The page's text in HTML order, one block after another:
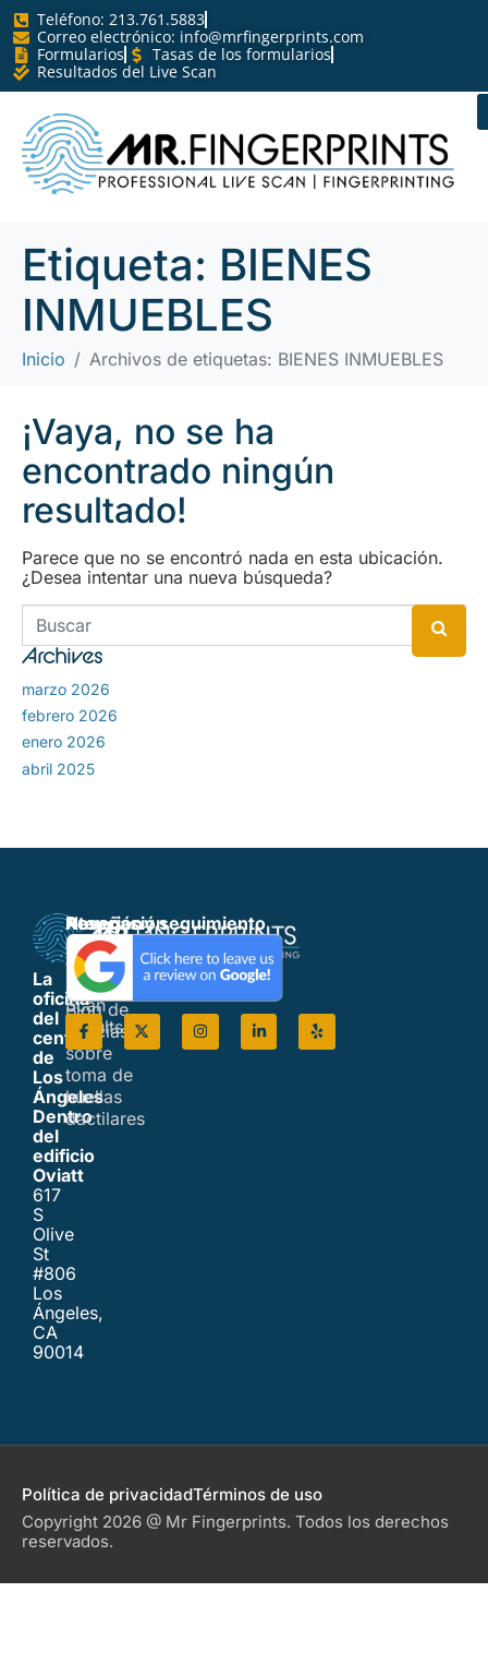
Teléfono: 213.761.5883
Correo electrónico: info@mrfingerprints.com
Formularios
Tasas de los formularios
Resultados del Live Scan
Etiqueta: BIENES
INMUEBLES
Inicio Archivos de etiquetas: BIENES INMUEBLES
¡Vaya, no se ha
encontrado ningún
resultado!
Parece que no se encontró nada en esta ubicación.
¿Desea intentar una nueva búsqueda?
Archives
marzo 2026
febrero 2026
enero 2026
abril 2025
La
oficina
del
centro
de
Los
Ángeles
Dentro
del
edificio
Oviatt
617
S
Olive
St
#806
Los
Ángeles,
CA
90014
Navegación
Inicio
Servicios
Blog de
noticias
sobre
toma de
huellas
dactilares
Atención
al
cliente
Live
Scan
Results
Reseñas y seguimiento
Política de privacidadTérminos de uso
Copyright 2026 @ Mr Fingerprints. Todos los derechos
reservados.